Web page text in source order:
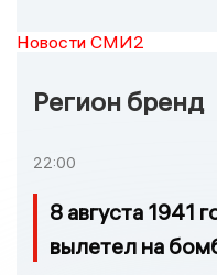
Новости СМИ2
Регион бренд
22:00
8 августа 1941
вылетел на